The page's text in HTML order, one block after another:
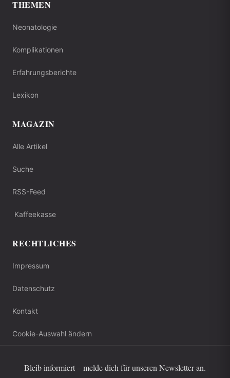
THEMEN
Neonatologie
Komplikationen
Erfahrungsberichte
Lexikon
MAGAZIN
Alle Artikel
Suche
RSS-Feed
Kaffeekasse
RECHTLICHES
Impressum
Datenschutz
Kontakt
Cookie-Auswahl ändern
Bleib informiert – melde dich für unseren Newsletter an.